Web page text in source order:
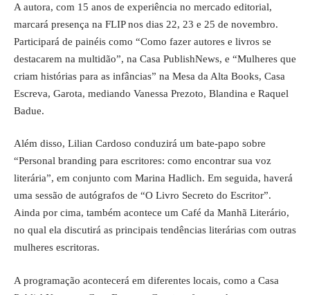
A autora, com 15 anos de experiência no mercado editorial,
marcará presença na FLIP nos dias 22, 23 e 25 de novembro.
Participará de painéis como “Como fazer autores e livros se
destacarem na multidão”, na Casa PublishNews, e “Mulheres que
criam histórias para as infâncias” na Mesa da Alta Books, Casa
Escreva, Garota, mediando Vanessa Prezoto, Blandina e Raquel
Badue.
Além disso, Lilian Cardoso conduzirá um bate-papo sobre
“Personal branding para escritores: como encontrar sua voz
literária”, em conjunto com Marina Hadlich. Em seguida, haverá
uma sessão de autógrafos de “O Livro Secreto do Escritor”.
Ainda por cima, também acontece um Café da Manhã Literário,
no qual ela discutirá as principais tendências literárias com outras
mulheres escritoras.
A programação acontecerá em diferentes locais, como a Casa